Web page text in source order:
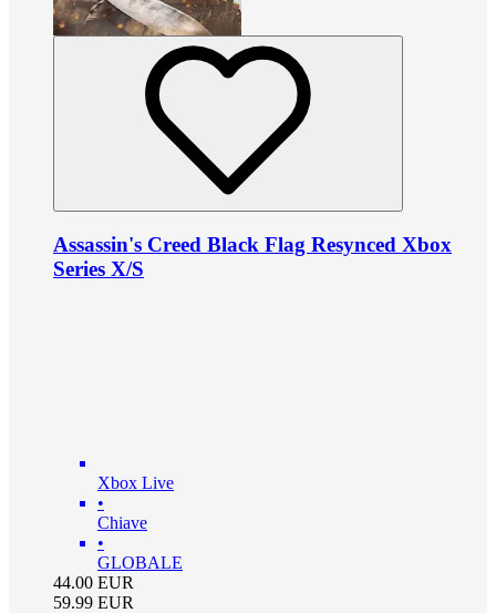
Assassin's Creed Black Flag Resynced Xbox
Series X/S
Xbox Live
•
Chiave
•
GLOBALE
44.00 EUR
59.99 EUR